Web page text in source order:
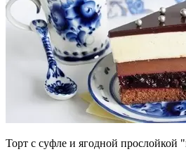
Торт с суфле и ягодной прослойкой